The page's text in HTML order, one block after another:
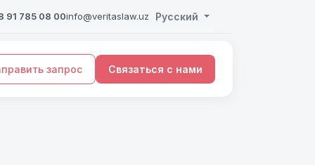
91 785 08 00info@veritaslaw.uz Русский
запрос Связаться с нами